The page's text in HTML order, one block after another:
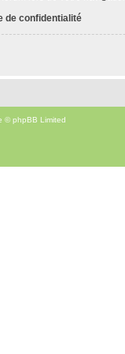
de confidentialité
© phpBB Limited